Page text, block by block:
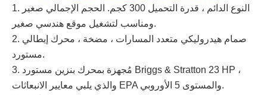
1. النوع الدائم ، قدرة التحميل 300 كجم. الحجم الإجمالي صغير
ومناسب لتشغيل موقع هندسي صغير.
2. صمام هيدروليكي متعدد المسارات ، مضخة ، محرك إيطالي
مستورد.
3. مُجهزة بمحرك بنزين مستورد Briggs & Stratton 23 HP ،
والذي يلبي معايير الانبعاثات EPA والمستوى 5 الأوروبي.